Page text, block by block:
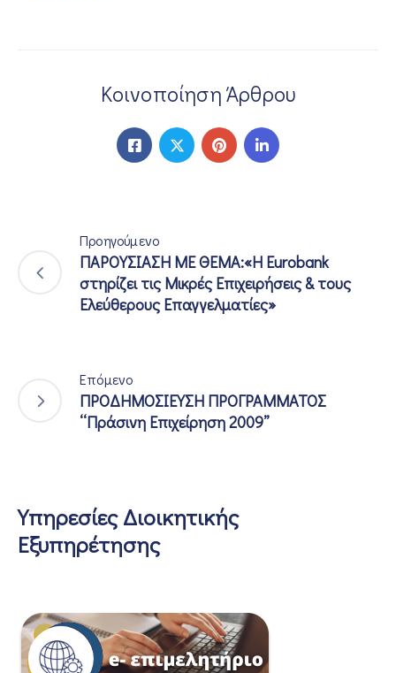
Κοινοποίηση Άρθρου
Προηγούμενο
ΠΑΡΟΥΣΙΑΣΗ ΜΕ ΘΕΜΑ:«Η Eurobank
στηρίζει τις Μικρές Επιχειρήσεις & τους
Ελεύθερους Επαγγελματίες»
Επόμενο
ΠΡΟΔΗΜΟΣΙΕΥΣΗ ΠΡΟΓΡΑΜΜΑΤΟΣ
‘‘Πράσινη Επιχείρηση 2009’’
Υπηρεσίες Διοικητικής
Εξυπηρέτησης